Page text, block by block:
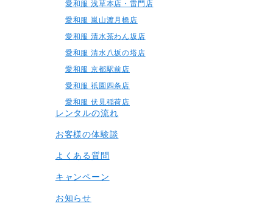
愛和服 浅草本店・雷門店
愛和服 嵐山渡月橋店
愛和服 清水茶わん坂店
愛和服 清水八坂の塔店
愛和服 京都駅前店
愛和服 祇園四条店
愛和服 伏見稲荷店
レンタルの流れ
お客様の体験談
よくある質問
キャンペーン
お知らせ